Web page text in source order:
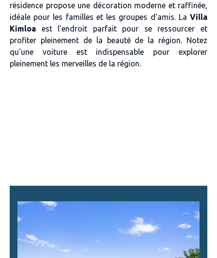
résidence propose une décoration moderne et raffinée,
idéale pour les familles et les groupes d'amis. La Villa
Kimloa est l'endroit parfait pour se ressourcer et
profiter pleinement de la beauté de la région. Notez
qu'une voiture est indispensable pour explorer
pleinement les merveilles de la région.